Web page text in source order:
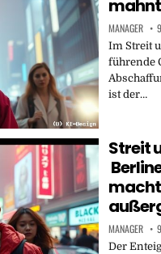
MANAGER
Im Streit
führende
ist der…
Streit
macht
MANAGER
Der